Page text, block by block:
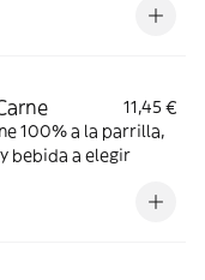
11,45 €
100% a la parrilla,
bebida a elegir